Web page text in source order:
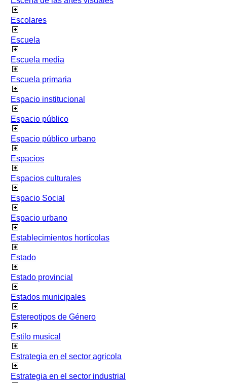
Escolares
Escuela
Escuela media
Escuela primaria
Espacio institucional
Espacio público
Espacio público urbano
Espacios
Espacios culturales
Espacio Social
Espacio urbano
Establecimientos hortícolas
Estado
Estado provincial
Estados municipales
Estereotipos de Género
Estilo musical
Estrategia en el sector agricola
Estrategia en el sector industrial